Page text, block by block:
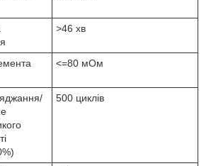
>46 хв
<=80 мОм
500 циклів